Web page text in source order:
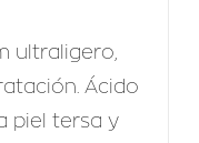
ultraligero,
Ácido
piel tersa y